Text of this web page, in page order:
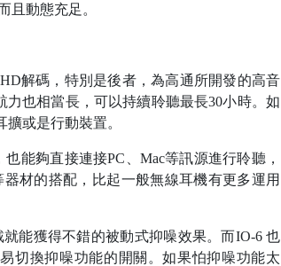
且動態充足。
解碼，特別是後者，為高通所開發的高音
也相當長，可以持續聆聽最長30小時。如
或是行動裝置。
能夠直接連接PC、Mac等訊源進行聆聽，
材的搭配，比起一般無線耳機有更多運用
能獲得不錯的被動式抑噪效果。而IO-6 也
切換抑噪功能的開關。如果怕抑噪功能太